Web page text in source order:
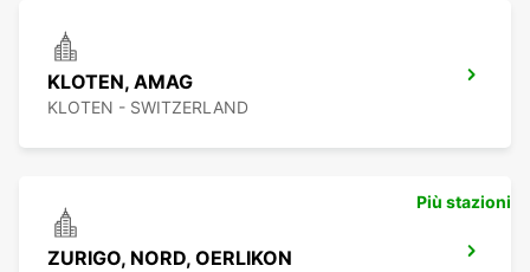
KLOTEN, AMAG
KLOTEN - SWITZERLAND
ZURIGO, NORD, OERLIKON
Più stazioni